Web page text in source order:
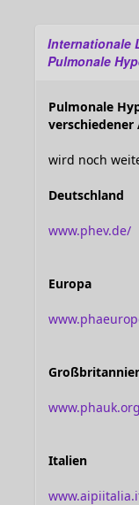
Internationale
Pulmonale
Pulmonale
verschiedener
wird noch
Deutschland
www.phev.de/
Europa
Italien